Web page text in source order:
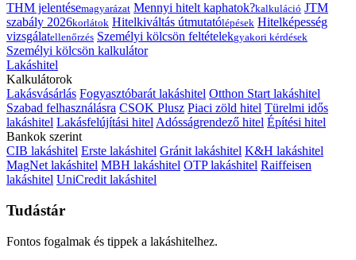
THM jelentésemagyarázat Mennyi hitelt kaphatok?kalkuláció JTM
szabály 2026korlátok Hitelkiváltás útmutatólépések Hitelképesség
vizsgálatellenőrzés Személyi kölcsön feltételekgyakori kérdések
Személyi kölcsön kalkulátor
Lakáshitel
Kalkulátorok
Lakásvásárlás Fogyasztóbarát lakáshitel Otthon Start lakáshitel
Szabad felhasználásra CSOK Plusz Piaci zöld hitel Türelmi idős
lakáshitel Lakásfelújítási hitelAdósságrendező hitel Építési hitel
Bankok szerint
CIB lakáshitel Erste lakáshitel Gránit lakáshitel K&H lakáshitel
MagNet lakáshitel MBH lakáshitel OTP lakáshitel Raiffeisen
lakáshitel UniCredit lakáshitel
Tudástár
Fontos fogalmak és tippek a lakáshitelhez.